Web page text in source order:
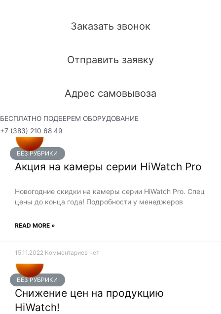
Заказать звонок
Отправить заявку
Адрес самовывоза
БЕСПЛАТНО ПОДБЕРЕМ ОБОРУДОВАНИЕ
+7 (383) 210 68 49
БЕЗ РУБРИКИ
Акция на камеры серии HiWatch Pro
Новогодние скидки на камеры серии HiWatch Pro. Спец
цены до конца года! Подробности у менеджеров
READ MORE »
15.11.2022 Комментариев нет
БЕЗ РУБРИКИ
Снижение цен на продукцию
HiWatch!